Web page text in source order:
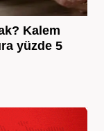
Kalem
yüzde 5